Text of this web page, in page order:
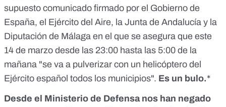
supuesto comunicado firmado por el Gobierno de
España, el Ejército del Aire, la Junta de Andalucía y la
Diputación de Málaga en el que se asegura que este
14 de marzo desde las 23:00 hasta las 5:00 de la
mañana "se va a pulverizar con un helicóptero del
Ejército español todos los municipios". Es un bulo.*
Desde el Ministerio de Defensa nos han negado